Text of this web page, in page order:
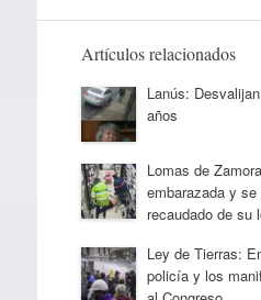
Artículos relacionados
Lanús:
años
Lomas de
embarazada y
recaudado de su
Ley de Tierras:
policía y los